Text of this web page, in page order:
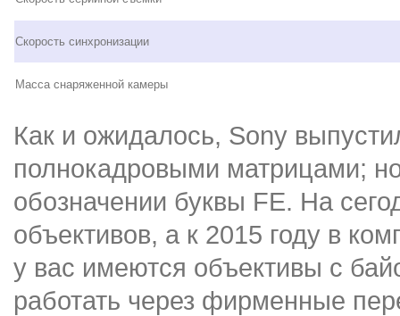
Скорость синхронизации
Масса снаряженной камеры
Как и ожидалось, Sony
полнокадровыми матрицами;
обозначении буквы FE. На
объективов, а к 2015 году в
у вас имеются объективы с
работать через фирменные